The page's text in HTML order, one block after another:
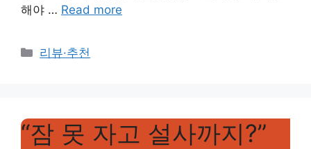
해야 … Read more
Categories
리뷰·추천
“잠 못 자고 설사까지?”